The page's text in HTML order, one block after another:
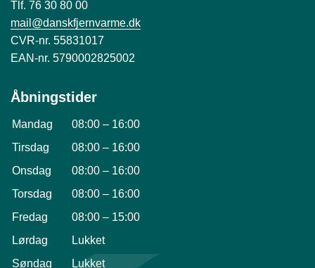
Tlf. 76 30 80 00
mail@danskfjernvarme.dk
CVR-nr. 55831017
EAN-nr. 5790002825002
Åbningstider
Mandag 08:00 – 16:00
Tirsdag
08:00 – 16:00
Onsdag
08:00 – 16:00
Torsdag
08:00 – 16:00
Fredag
08:00 – 15:00
Lørdag
Lukket
Søndag
Lukket